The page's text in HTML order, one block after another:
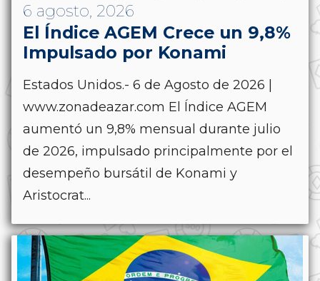
6 agosto, 2026
El Índice AGEM Crece un 9,8%
Impulsado por Konami
Estados Unidos.- 6 de Agosto de 2026 |
www.zonadeazar.com El Índice AGEM
aumentó un 9,8% mensual durante julio
de 2026, impulsado principalmente por el
desempeño bursátil de Konami y
Aristocrat...